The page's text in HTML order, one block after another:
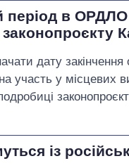
період в
дату закінчення
участь у місцевих
із